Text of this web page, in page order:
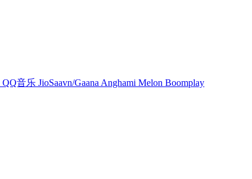
QQ音乐 JioSaavn/Gaana Anghami Melon Boomplay